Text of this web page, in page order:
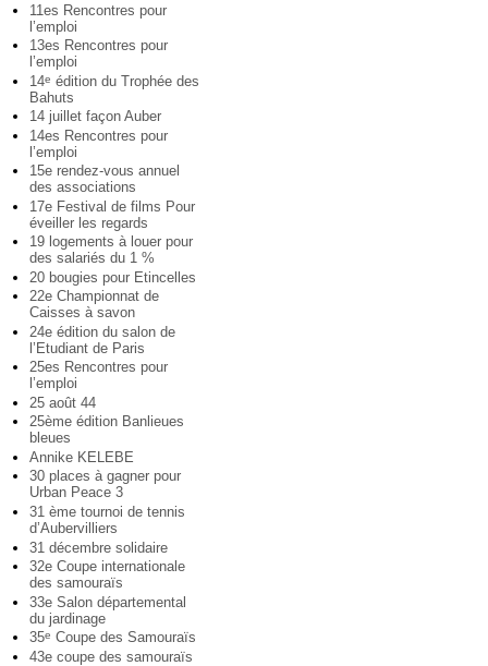
11es Rencontres pour
l’emploi
13es Rencontres pour
l’emploi
14e édition du Trophée des
Bahuts
14 juillet façon Auber
14es Rencontres pour
l’emploi
15e rendez-vous annuel
des associations
17e Festival de films Pour
éveiller les regards
19 logements à louer pour
des salariés du 1 %
20 bougies pour Etincelles
22e Championnat de
Caisses à savon
24e édition du salon de
l’Etudiant de Paris
25es Rencontres pour
l’emploi
25 août 44
25ème édition Banlieues
bleues
Annike KELEBE
30 places à gagner pour
Urban Peace 3
31 ème tournoi de tennis
d’Aubervilliers
31 décembre solidaire
32e Coupe internationale
des samouraïs
33e Salon départemental
du jardinage
35e Coupe des Samouraïs
43e coupe des samouraïs